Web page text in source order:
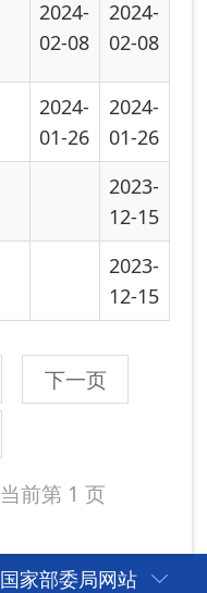
国家部委局网站